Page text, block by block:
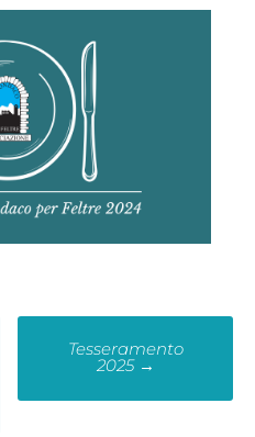
Tesseramento
2025 →